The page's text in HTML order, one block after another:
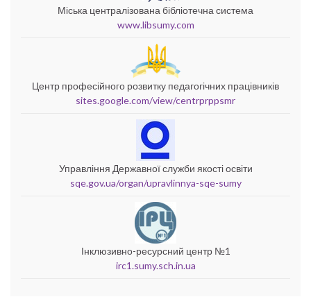
Міська централізована бібліотечна система
www.libsumy.com
Центр професійного розвитку педагогічних працівників
sites.google.com/view/centrprppsmr
Управління Державної служби якості освіти
sqe.gov.ua/organ/upravlinnya-sqe-sumy
Інклюзивно-ресурсний центр №1
irc1.sumy.sch.in.ua